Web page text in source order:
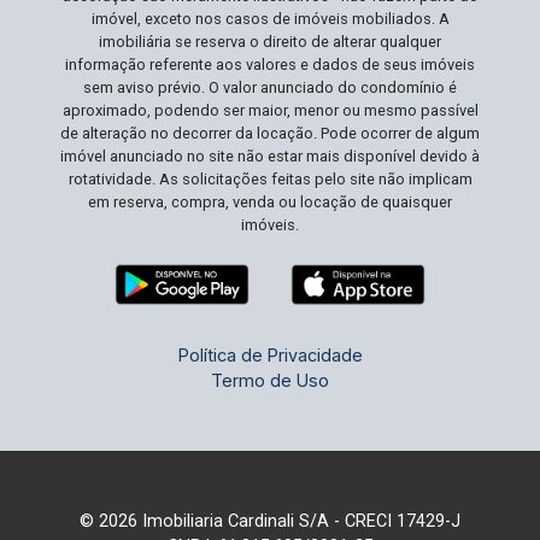
chance de adquirir não apenas uma casa, mas um
verdadeiro lar em uma área que continua a se
valorizar a cada dia. Agende sua visita e
descubra como é bom viver bem!
imóvel, exceto nos casos de imóveis mobiliados. A
imobiliária se reserva o direito de alterar qualquer
informação referente aos valores e dados de seus imóveis
sem aviso prévio. O valor anunciado do condomínio é
aproximado, podendo ser maior, menor ou mesmo passível
de alteração no decorrer da locação. Pode ocorrer de algum
imóvel anunciado no site não estar mais disponível devido à
rotatividade. As solicitações feitas pelo site não implicam
em reserva, compra, venda ou locação de quaisquer
imóveis.
Política de Privacidade
Termo de Uso
© 2026 Imobiliaria Cardinali S/A - CRECI 17429-J